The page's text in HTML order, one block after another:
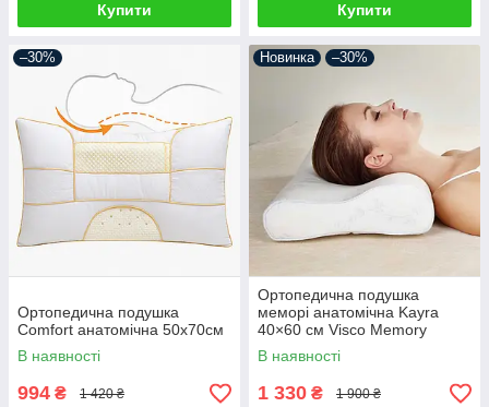
Купити Купити
–30%
Ортопедична подушка
Comfort анатомічна 50х70см
В наявності
994 ₴ 1 420 ₴
Новинка –30%
Ортопедична подушка
меморі анатомічна Kayra
40×60 см Visco Memory
В наявності
1 330 ₴ 1 900 ₴